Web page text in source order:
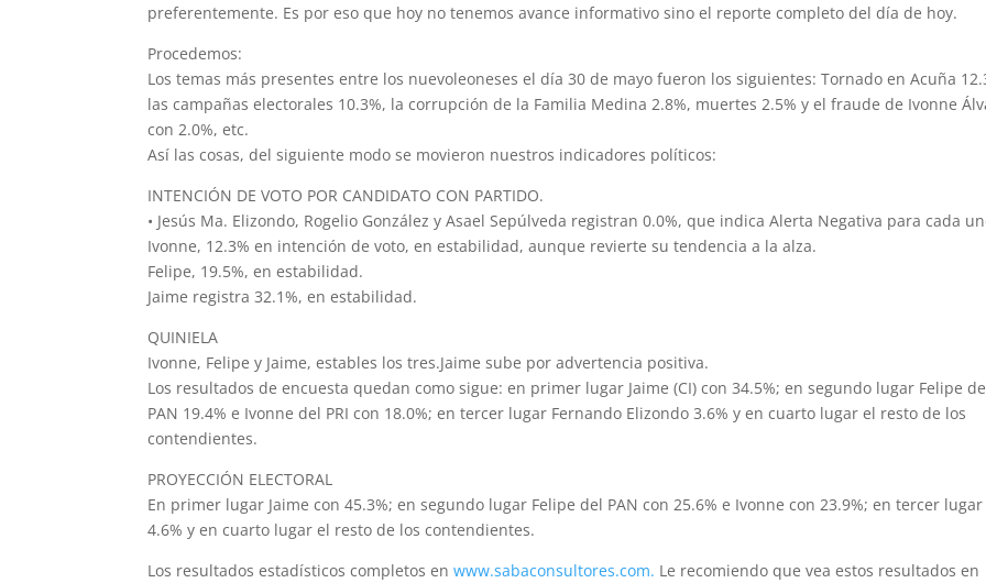
preferentemente. Es por eso que hoy no tenemos avance informativo sino el reporte completo del día de hoy.
Procedemos:
Los temas más presentes entre los nuevoleoneses el día 30 de mayo fueron los siguientes: Tornado en Acuña
las campañas electorales 10.3%, la corrupción de la Familia Medina 2.8%, muertes 2.5% y el fraude de Ivonne
con 2.0%, etc.
Así las cosas, del siguiente modo se movieron nuestros indicadores políticos:
INTENCIÓN DE VOTO POR CANDIDATO CON PARTIDO.
• Jesús Ma. Elizondo, Rogelio González y Asael Sepúlveda registran 0.0%, que indica Alerta Negativa para cada
Ivonne, 12.3% en intención de voto, en estabilidad, aunque revierte su tendencia a la alza.
Felipe, 19.5%, en estabilidad.
Jaime registra 32.1%, en estabilidad.
QUINIELA
Ivonne, Felipe y Jaime, estables los tres.Jaime sube por advertencia positiva.
Los resultados de encuesta quedan como sigue: en primer lugar Jaime (CI) con 34.5%; en segundo lugar Felipe
PAN 19.4% e Ivonne del PRI con 18.0%; en tercer lugar Fernando Elizondo 3.6% y en cuarto lugar el resto de los
contendientes.
PROYECCIÓN ELECTORAL
En primer lugar Jaime con 45.3%; en segundo lugar Felipe del PAN con 25.6% e Ivonne con 23.9%; en tercer lugar
4.6% y en cuarto lugar el resto de los contendientes.
Los resultados estadísticos completos enwww.sabaconsultores.com. Le recomiendo que vea estos resultados en